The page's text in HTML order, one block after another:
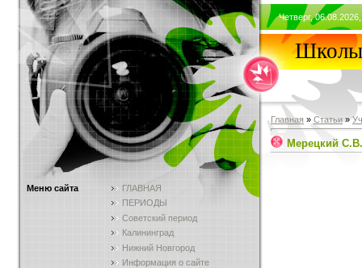
Меню сайта
ГЛАВНАЯ
ПЕРИОДЫ
Советский период
Калининград
Нижний Новгород
Информация о сайте
Четверг,
Школы
Главная » Статьи »
Мерецкий С.В.